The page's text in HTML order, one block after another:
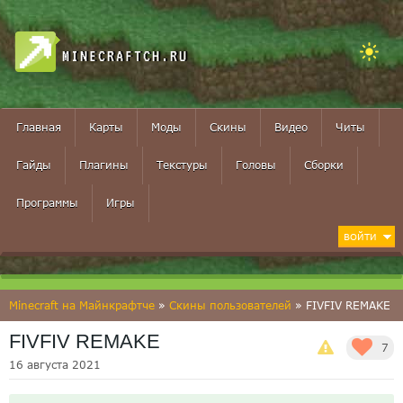
MINECRAFTCH.RU
Главная Карты Моды Скины Видео Читы
Гайды Плагины Текстуры Головы Сборки
Программы Игры
ВОЙТИ
Minecraft на Майнкрафтче » Скины пользователей » FIVFIV REMAKE
7
FIVFIV REMAKE
16 августа 2021